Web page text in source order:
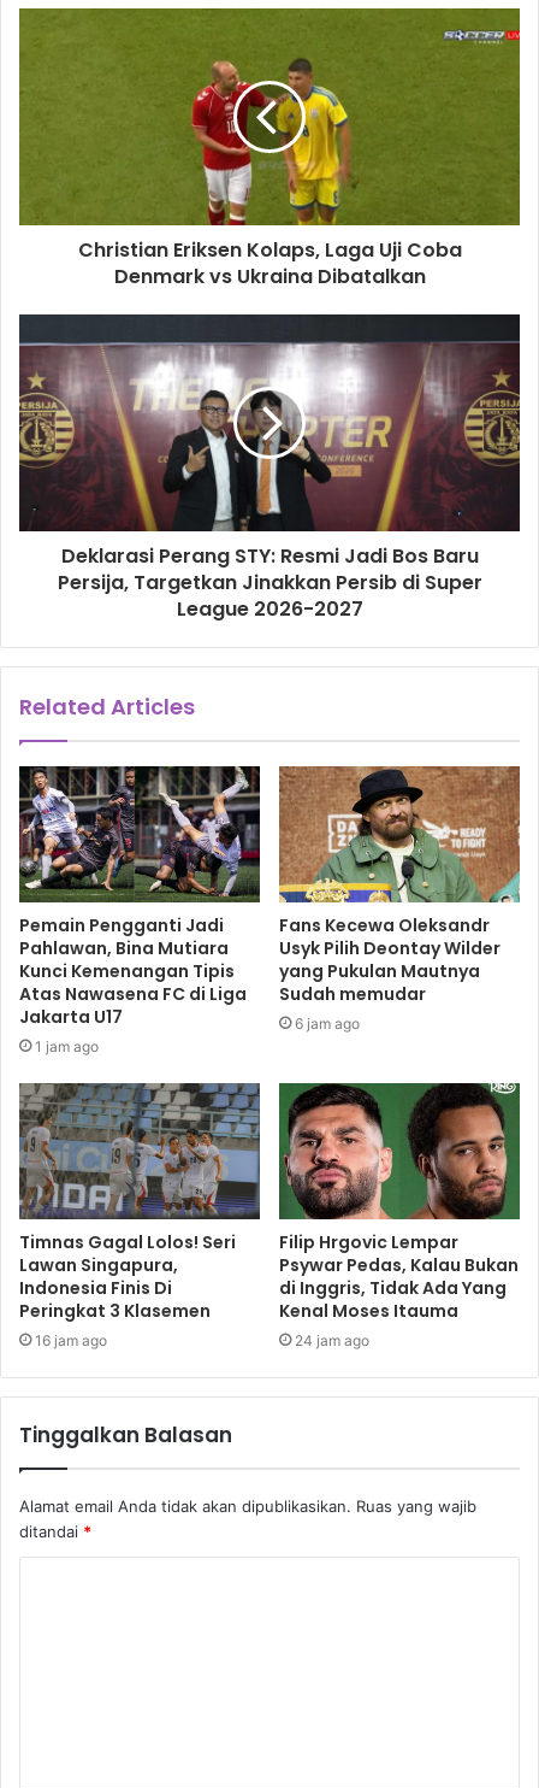
Banua. Duel ini dipastikan akan menjadi perang bintang
demi memperebutkan takhta tertinggi sebagai Raja Futsal
Indonesia musim ini.
Rekapitulasi Hasil Pertandingan Semifinal Leg 2 PFL
2025/2026 (Minggu, 7 Juni 2026):
Cosmo JNE2 – 1 Fafage Banua (Cosmo JNE melaju ke
Grand Finals)
Bintang Timur Surabaya5 – 4 Blacksteel FC
Papua [Melalui Babak Adu Penalti] (BTS melaju ke
Grand Finals)
Christian Eriksen Kolaps, Laga Uji Coba
Denmark vs Ukraina Dibatalkan
Deklarasi Perang STY: Resmi Jadi Bos Baru
Persija, Targetkan Jinakkan Persib di Super
League 2026-2027
Related Articles
Pemain Pengganti Jadi
Pahlawan, Bina Mutiara
Kunci Kemenangan Tipis
Atas Nawasena FC di Liga
Jakarta U17
1 jam ago
Fans Kecewa Oleksandr
Usyk Pilih Deontay Wilder
yang Pukulan Mautnya
Sudah memudar
6 jam ago
Timnas Gagal Lolos! Seri
Lawan Singapura,
Indonesia Finis Di
Peringkat 3 Klasemen
16 jam ago
Filip Hrgovic Lempar
Psywar Pedas, Kalau Bukan
di Inggris, Tidak Ada Yang
Kenal Moses Itauma
24 jam ago
Tinggalkan Balasan
Alamat email Anda tidak akan dipublikasikan. Ruas yang wajib
ditandai *